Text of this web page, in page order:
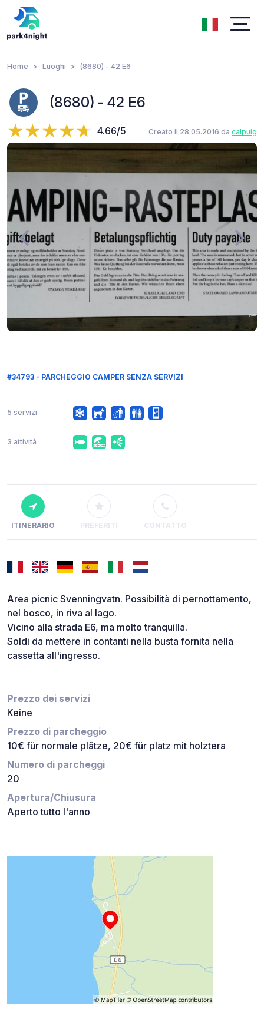
Home Luoghi (8680) - 42 E6
(8680) - 42 E6
4.66/5 Creato il 28.05.2016 da calpuig
#34793 - PARCHEGGIO CAMPER SENZA SERVIZI
5 servizi
3 attività
ITINERARIO PREFERITI CONTATTO
Area picnic Svenningvatn. Possibilità di pernottamento,
nel bosco, in riva al lago.
Vicino alla strada E6, ma molto tranquilla.
Soldi da mettere in contanti nella busta fornita nella
cassetta all'ingresso.
Prezzo dei servizi
Keine
Prezzo di parcheggio
10€ für normale plätze, 20€ für platz mit holztera
Numero di parcheggi
20
Apertura/Chiusura
Aperto tutto l'anno